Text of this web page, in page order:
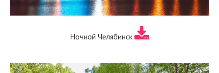
Ночной Челябинск